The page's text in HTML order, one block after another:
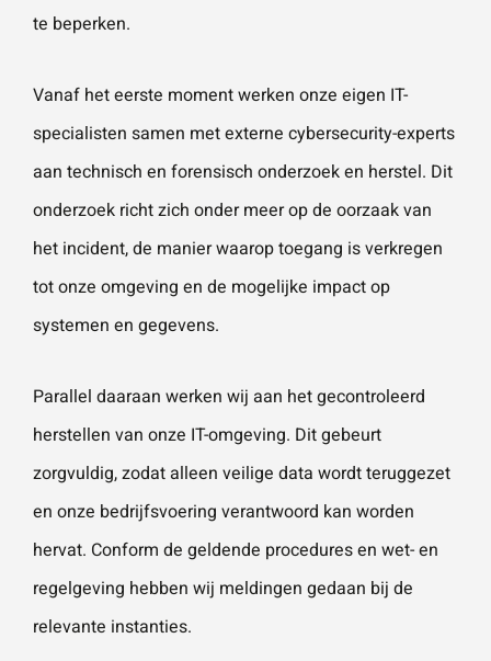
VERSTUUR JE AANVRAAG
E-mailadres
te beperken.
Vanaf het eerste moment werken onze eigen IT-
specialisten samen met externe cybersecurity-experts
aan technisch en forensisch onderzoek en herstel. Dit
onderzoek richt zich onder meer op de oorzaak van
het incident, de manier waarop toegang is verkregen
tot onze omgeving en de mogelijke impact op
systemen en gegevens.
Parallel daaraan werken wij aan het gecontroleerd
herstellen van onze IT-omgeving. Dit gebeurt
zorgvuldig, zodat alleen veilige data wordt teruggezet
en onze bedrijfsvoering verantwoord kan worden
hervat. Conform de geldende procedures en wet- en
regelgeving hebben wij meldingen gedaan bij de
relevante instanties.